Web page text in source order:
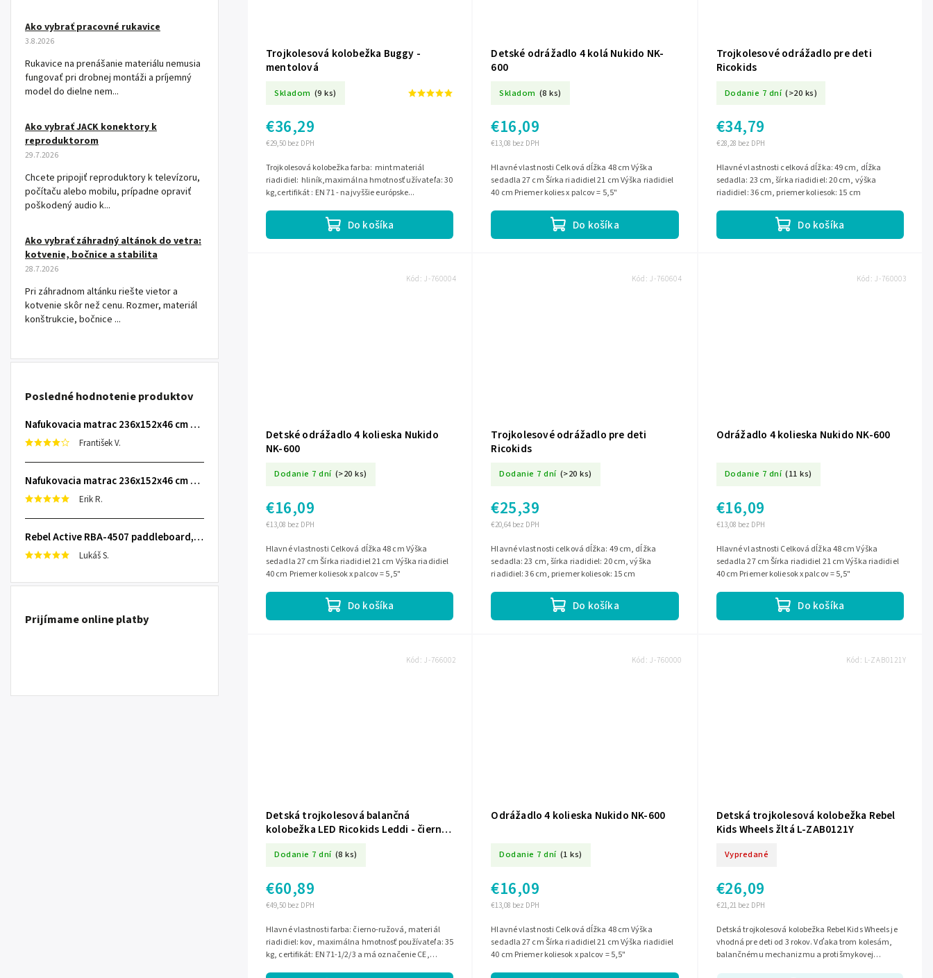
Ako vybrať pracovné rukavice
3.8.2026
Rukavice na prenášanie materiálu nemusia
fungovať pri drobnej montáži a príjemný
model do dielne nem...
Ako vybrať JACK konektory k
reproduktorom
29.7.2026
Chcete pripojiť reproduktory k televízoru,
počítaču alebo mobilu, prípadne opraviť
poškodený audio k...
Ako vybrať záhradný altánok do vetra:
kotvenie, bočnice a stabilita
28.7.2026
Pri záhradnom altánku riešte vietor a
kotvenie skôr než cenu. Rozmer, materiál
konštrukcie, bočnice ...
Posledné hodnotenie produktov
Nafukovacia matrac 236x152x46 cm so zabudovanou elektrickou pumpou INTEX 64448
František V.
Nafukovacia matrac 236x152x46 cm so zabudovanou elektrickou pumpou INTEX 64448
Erik R.
Rebel Active RBA-4507 paddleboard, 335 cm L-RBA-4507-OR
Lukáš S.
Prijímame online platby
Trojkolesová kolobežka Buggy -
mentolová
Skladom (9 ks)
€29,50 bez DPH
€36,29
Do košíka
Trojkolesová kolobežka farba: mintmateriál
riadidiel: hliník,maximálna hmotnosť užívateľa: 30
kg,certifikát : EN 71 - najvyššie európske...
Detské odrážadlo 4 kolá Nukido NK-
600
Skladom (8 ks)
€13,08 bez DPH
€16,09
Do košíka
Hlavné vlastnosti Celková dĺžka 48 cm Výška
sedadla 27 cm Šírka riadidiel 21 cm Výška riadidiel
40 cm Priemer kolies x palcov = 5,5"
Trojkolesové odrážadlo pre deti
Ricokids
Dodanie 7 dní (>20 ks)
€28,28 bez DPH
€34,79
Do košíka
Hlavné vlastnosti celková dĺžka: 49 cm, dĺžka
sedadla: 23 cm, šírka riadidiel: 20 cm, výška
riadidiel: 36 cm, priemer koliesok: 15 cm
Detské odrážadlo 4 kolieska Nukido
NK-600
Dodanie 7 dní (>20 ks)
€13,08 bez DPH
€16,09
Do košíka
Hlavné vlastnosti Celková dĺžka 48 cm Výška
sedadla 27 cm Šírka riadidiel 21 cm Výška riadidiel
40 cm Priemer koliesok x palcov = 5,5"
Kód:J-760004
Trojkolesové odrážadlo pre deti
Ricokids
Dodanie 7 dní (>20 ks)
€20,64 bez DPH
€25,39
Do košíka
Hlavné vlastnosti celková dĺžka: 49 cm, dĺžka
sedadla: 23 cm, šírka riadidiel: 20 cm, výška
riadidiel: 36 cm, priemer koliesok: 15 cm
Kód: J-760604
Odrážadlo 4 kolieska Nukido NK-600
Dodanie 7 dní (11 ks)
€13,08 bez DPH
€16,09
Do košíka
Hlavné vlastnosti Celková dĺžka 48 cm Výška
sedadla 27 cm Šírka riadidiel 21 cm Výška riadidiel
40 cm Priemer koliesok x palcov = 5,5"
Kód: J-760003
Detská trojkolesová balančná
kolobežka LED Ricokids Leddi - čierno-
Dodanie 7 dní (8 ks)
€49,50 bez DPH
€60,89
Hlavné vlastnosti farba: čierno-ružová, materiál
riadidiel: kov, maximálna hmotnosť používateľa: 35
kg, certifikát: EN 71-1/2/3 a má označenie CE,
Kód:J-766002
Odrážadlo 4 kolieska Nukido NK-600
Dodanie 7 dní (1 ks)
€13,08 bez DPH
€16,09
Hlavné vlastnosti Celková dĺžka 48 cm Výška
sedadla 27 cm Šírka riadidiel 21 cm Výška riadidiel
40 cm Priemer koliesok x palcov = 5,5"
Kód: J-760000
Detská trojkolesová kolobežka Rebel
Kids Wheels žltá L-ZAB0121Y
Vypredané
€21,21 bez DPH
€26,09
Detská trojkolesová kolobežka Rebel Kids Wheels je
vhodná pre deti od 3 rokov. Vďaka trom kolesám,
balančnému mechanizmu a protišmykovej
Kód: L-ZAB0121Y